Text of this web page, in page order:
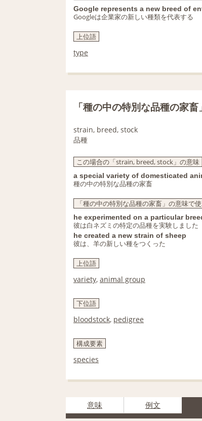
Google represents a new breed of
Googleは企業家の新しい種類を代表する
上位語
type
「種の中の特別な品種の家
strain, breed, stock
品種
この場合の「strain, breed, stock」の意味
a special variety of domesticated
種の中の特別な品種の家畜
「種の中の特別な品種の家畜」の意味で
he experimented on a particular
彼は白ネズミの特定の品種を実験しました
he created a new strain of sheep
彼は、羊の新しい種をつくった
上位語
variety, animal group
下位語
bloodstock, pedigree
構成要素
species
意味 例文